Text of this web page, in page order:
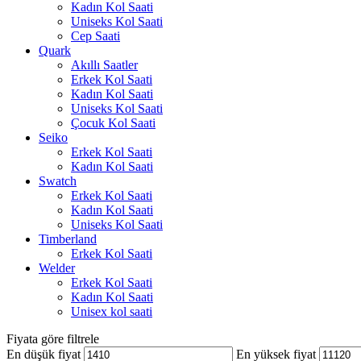
Kadın Kol Saati
Uniseks Kol Saati
Cep Saati
Quark
Akıllı Saatler
Erkek Kol Saati
Kadın Kol Saati
Uniseks Kol Saati
Çocuk Kol Saati
Seiko
Erkek Kol Saati
Kadın Kol Saati
Swatch
Erkek Kol Saati
Kadın Kol Saati
Uniseks Kol Saati
Timberland
Erkek Kol Saati
Welder
Erkek Kol Saati
Kadın Kol Saati
Unisex kol saati
Fiyata göre filtrele
En düşük fiyat
En yüksek fiyat